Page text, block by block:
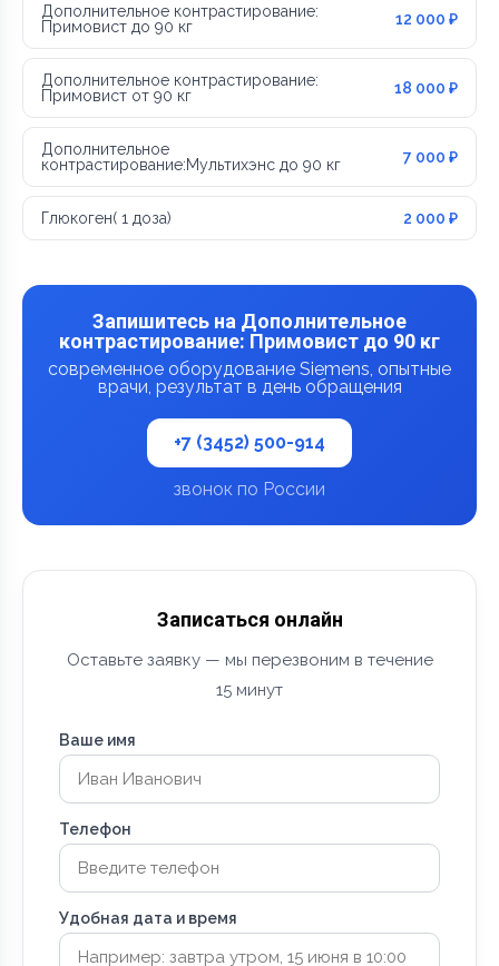
Дополнительное контрастирование:
Примовист до 90 кг
12 000 ₽
Дополнительное контрастирование:
Примовист от 90 кг
18 000 ₽
Дополнительное
контрастирование:Мультихэнс до 90 кг
7 000 ₽
Глюкоген( 1 доза) 2 000 ₽
Запишитесь на Дополнительное
контрастирование: Примовист до 90 кг
современное оборудование Siemens, опытные
врачи, результат в день обращения
+7 (3452) 500-914
звонок по России
Записаться онлайн
Оставьте заявку — мы перезвоним в течение
15 минут
Ваше имя
Телефон
Удобная дата и время